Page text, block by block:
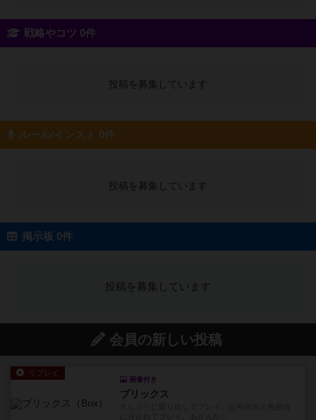
戦略やコツ 0件
投稿を募集しています
ルール/インスト 0件
投稿を募集しています
掲示板 0件
投稿を募集しています
会員の新しい投稿
リプレイ
画像付き
ブリックス